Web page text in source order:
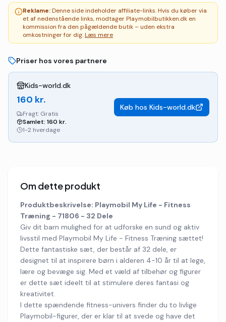
Reklame:Denne side indeholder affiliate-links. Hvis du køber via
et af nedenstående links, modtager Playmobilbutikken.dk en
kommission fra den pågældende butik – uden ekstra
omkostninger for dig.Læs mere
Priser hos vores partnere
Kids-world.dk
160 kr.
Fragt: Gratis
Samlet: 160 kr.
1-2 hverdage
Køb hos Kids-world.dk
Om dette produkt
Produktbeskrivelse: Playmobil My Life - Fitness
Træning - 71806 - 32 Dele
Giv dit barn mulighed for at udforske en sund og aktiv
livsstil med Playmobil My Life - Fitness Træning sættet!
Dette fantastiske sæt, der består af 32 dele, er
designet til at inspirere børn i alderen 4-10 år til at lege,
lære og bevæge sig. Med et væld af tilbehør og figurer
er dette sæt ideelt til at stimulere deres fantasi og
kreativitet.
I dette spændende fitness-univers finder du to livlige
Playmobil-figurer, der er klar til at svede og have det